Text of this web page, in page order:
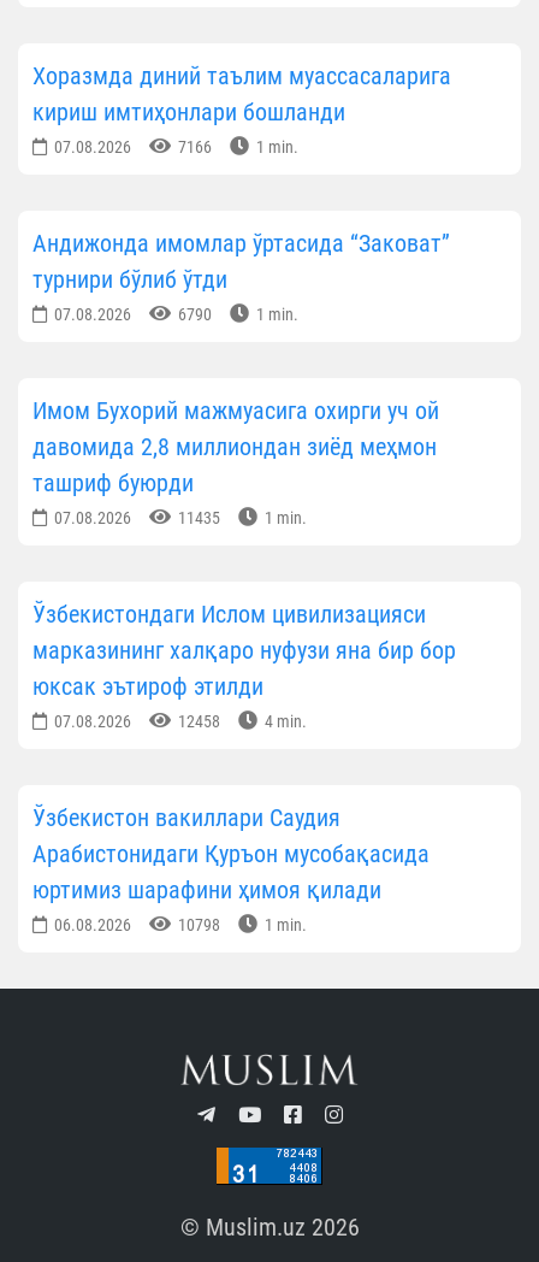
Хоразмда диний таълим муассасаларига
кириш имтиҳонлари бошланди
07.08.2026 7166 1 min.
Андижонда имомлар ўртасида “Заковат”
турнири бўлиб ўтди
07.08.2026 6790 1 min.
Имом Бухорий мажмуасига охирги уч ой
давомида 2,8 миллиондан зиёд меҳмон
ташриф буюрди
07.08.2026 11435 1 min.
Ўзбекистондаги Ислом цивилизацияси
марказининг халқаро нуфузи яна бир бор
юксак эътироф этилди
07.08.2026 12458 4 min.
Ўзбекистон вакиллари Саудия
Арабистонидаги Қуръон мусобақасида
юртимиз шарафини ҳимоя қилади
06.08.2026 10798 1 min.
© Muslim.uz 2026